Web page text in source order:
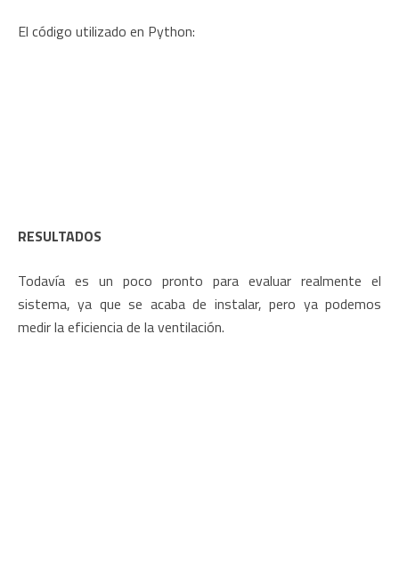
El código utilizado en Python:
RESULTADOS
Todavía es un poco pronto para evaluar realmente el
sistema, ya que se acaba de instalar, pero ya podemos
medir la eficiencia de la ventilación.